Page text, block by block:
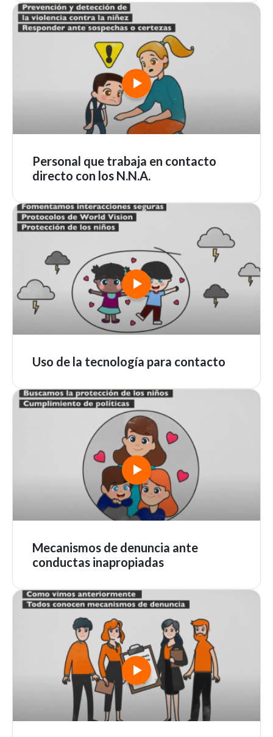
Personal que trabaja en contacto
directo con los N.N.A.
Uso de la tecnología para contacto
Mecanismos de denuncia ante
conductas inapropiadas